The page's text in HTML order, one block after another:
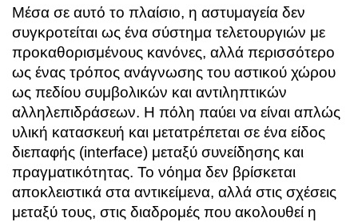
Μέσα σε αυτό το πλαίσιο, η αστυμαγεία δεν
συγκροτείται ως ένα σύστημα τελετουργιών με
προκαθορισμένους κανόνες, αλλά περισσότερο
ως ένας τρόπος ανάγνωσης του αστικού χώρου
ως πεδίου συμβολικών και αντιληπτικών
αλληλεπιδράσεων. Η πόλη παύει να είναι απλώς
υλική κατασκευή και μετατρέπεται σε ένα είδος
διεπαφής (interface) μεταξύ συνείδησης και
πραγματικότητας. Το νόημα δεν βρίσκεται
αποκλειστικά στα αντικείμενα, αλλά στις σχέσεις
μεταξύ τους, στις διαδρομές που ακολουθεί η